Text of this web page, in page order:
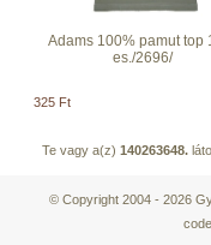
Adams 100% pamut top
es./2696/
325 Ft
Te vagy a(z) 140263648.
© Copyright 2004 - 2026